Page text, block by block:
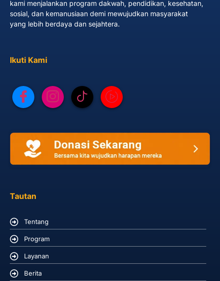
kami menjalankan program dakwah, pendidikan, kesehatan,
sosial, dan kemanusiaan demi mewujudkan masyarakat
yang lebih berdaya dan sejahtera.
Ikuti Kami
Tautan
Tentang
Program
Layanan
Berita